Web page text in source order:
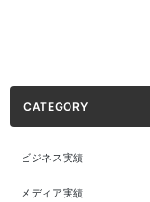
CATEGORY
ビジネス実績
メディア実績